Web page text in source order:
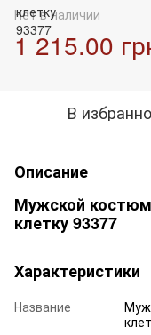
Нет в наличии
1 215.00
В
Описание
Мужской
клетку 93377
Характеристики
Название